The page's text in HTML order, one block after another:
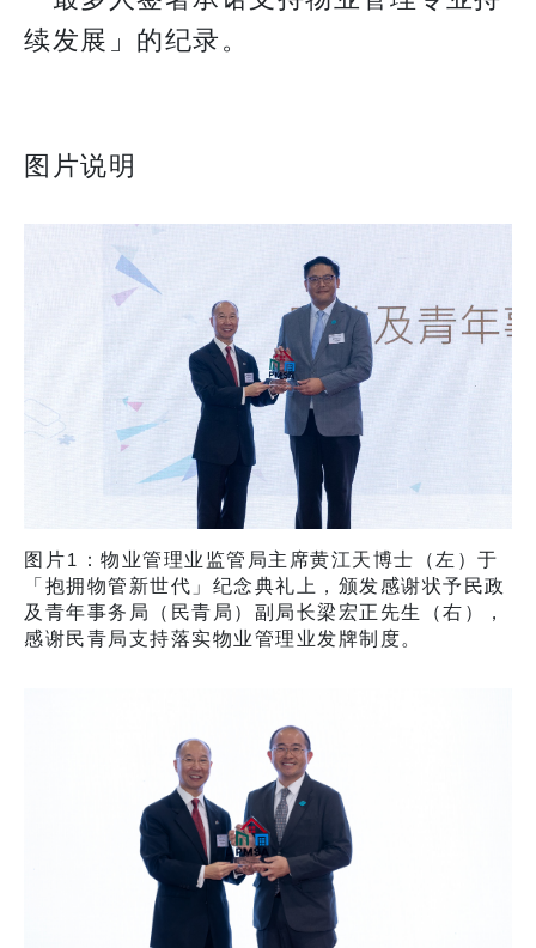
续发展」的纪录。
图片说明
图片1：物业管理业监管局主席黄江天博士（左）于
「抱拥物管新世代」纪念典礼上，颁发感谢状予民政
及青年事务局（民青局）副局长梁宏正先生（右），
感谢民青局支持落实物业管理业发牌制度。